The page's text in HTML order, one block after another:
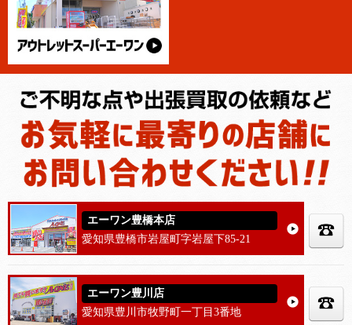
エーワン豊橋本店
愛知県豊橋市岩屋町字岩屋下85-21
エーワン豊川店
愛知県豊川市牧野町一丁目3番地